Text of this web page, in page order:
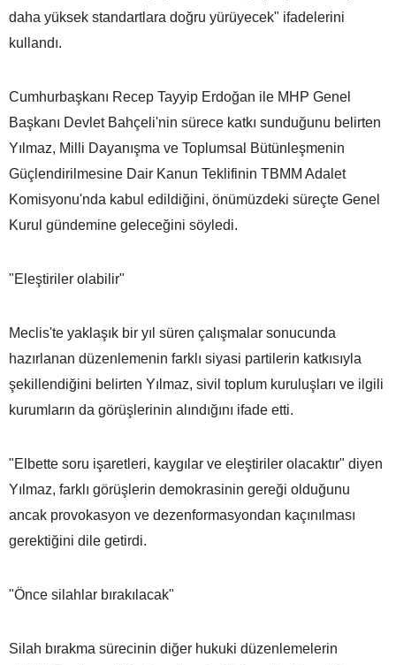
daha yüksek standartlara doğru yürüyecek" ifadelerini
kullandı.
Cumhurbaşkanı Recep Tayyip Erdoğan ile MHP Genel
Başkanı Devlet Bahçeli'nin sürece katkı sunduğunu belirten
Yılmaz, Milli Dayanışma ve Toplumsal Bütünleşmenin
Güçlendirilmesine Dair Kanun Teklifinin TBMM Adalet
Komisyonu'nda kabul edildiğini, önümüzdeki süreçte Genel
Kurul gündemine geleceğini söyledi.
"Eleştiriler olabilir"
Meclis'te yaklaşık bir yıl süren çalışmalar sonucunda
hazırlanan düzenlemenin farklı siyasi partilerin katkısıyla
şekillendiğini belirten Yılmaz, sivil toplum kuruluşları ve ilgili
kurumların da görüşlerinin alındığını ifade etti.
"Elbette soru işaretleri, kaygılar ve eleştiriler olacaktır" diyen
Yılmaz, farklı görüşlerin demokrasinin gereği olduğunu
ancak provokasyon ve dezenformasyondan kaçınılması
gerektiğini dile getirdi.
"Önce silahlar bırakılacak"
Silah bırakma sürecinin diğer hukuki düzenlemelerin